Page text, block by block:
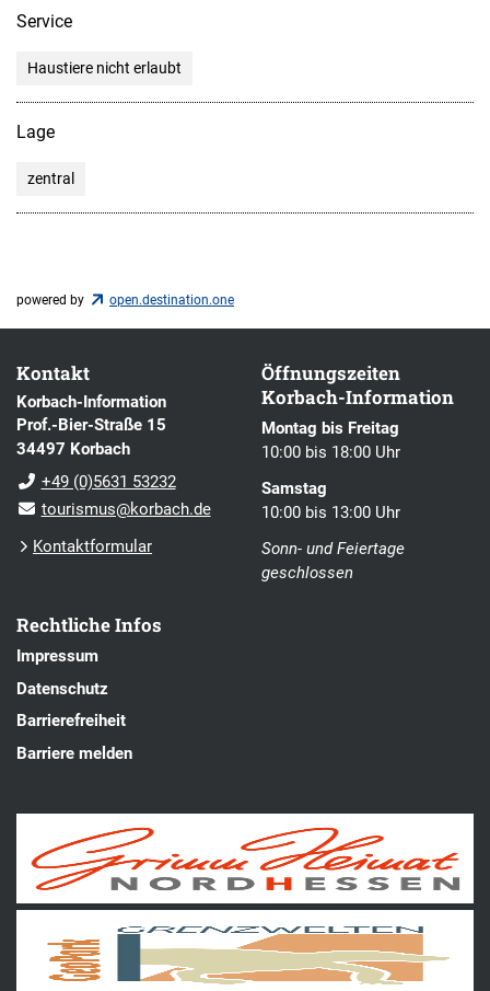
Service
Haustiere nicht erlaubt
Lage
zentral
powered by open.destination.one
Kontakt
Korbach-Information
Prof.-Bier-Straße 15
34497 Korbach
+49 (0)5631 53232
tourismus@korbach.de
Kontaktformular
Öffnungszeiten
Korbach-Information
Montag bis Freitag
10:00 bis 18:00 Uhr
Samstag
10:00 bis 13:00 Uhr
Sonn- und Feiertage
geschlossen
Rechtliche Infos
Impressum
Datenschutz
Barrierefreiheit
Barriere melden